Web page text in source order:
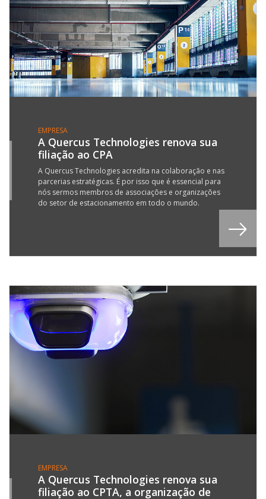
EMPRESA
A Quercus Technologies renova sua
filiação ao CPA
A Quercus Technologies acredita na colaboração e nas
parcerias estratégicas. É por isso que é essencial para
nós sermos membros de associações e organizações
do setor de estacionamento em todo o mundo.
EMPRESA
A Quercus Technologies renova sua
filiação ao CPTA, a organização de